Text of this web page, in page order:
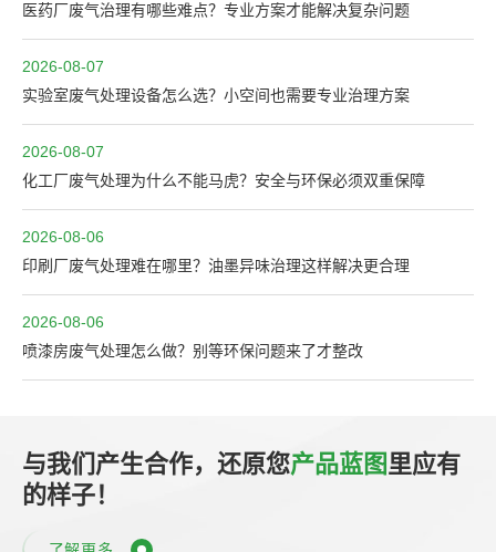
医药厂废气治理有哪些难点？专业方案才能解决复杂问题
2026-08-07
实验室废气处理设备怎么选？小空间也需要专业治理方案
2026-08-07
化工厂废气处理为什么不能马虎？安全与环保必须双重保障
2026-08-06
印刷厂废气处理难在哪里？油墨异味治理这样解决更合理
2026-08-06
喷漆房废气处理怎么做？别等环保问题来了才整改
与我们产生合作，还原您产品蓝图里应有
的样子！